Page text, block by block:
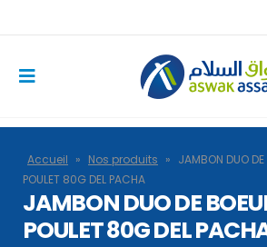
Accueil » Nos produits » JAMBON DUO DE
POULET 80G DEL PACHA
JAMBON DUO DE
POULET 80G DEL